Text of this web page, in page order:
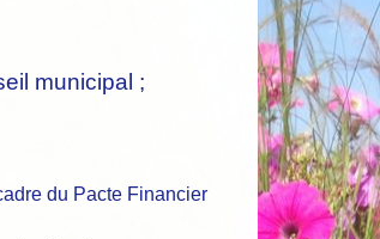
municipal ;
du Pacte Financier